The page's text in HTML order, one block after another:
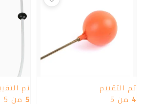
تم التقييم
4 من 5
تم
5 من 5